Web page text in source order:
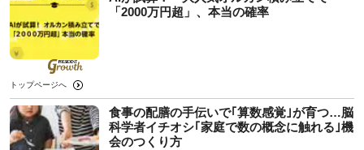
「2000万円超」、本当の確率
トップページへ
食事の配膳の手伝いで｢算数感覚｣が育つ…脳
科学者イチオシ｢家庭で数の概念に触れる｣機
会のつくり方